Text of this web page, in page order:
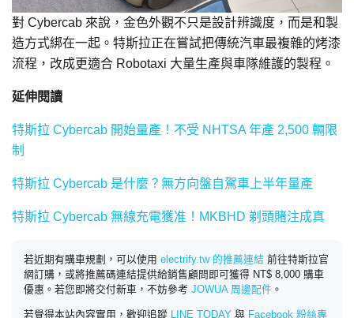
對 Cybercab 來說，金色外觀不只是設計辨識度，而是和製
造方式綁在一起。特斯拉正在嘗試把傳統汽車最複雜的烤漆
流程，改成更適合 Robotaxi 大量生產與車隊維護的製程。
延伸閱讀
特斯拉 Cybercab 開始量產！不受 NHTSA 年產 2,500 輛限
制
特斯拉 Cybercab 是什麼？無方向盤自駕車上半年量產
特斯拉 Cybercab 無線充電獲准！MKBHD 剃頭賭注成真
若近期有購車規劃，可以使用 electrify.tw 的推薦連結 前往特斯拉官
網訂購，或將推薦碼連結提供給銷售顧問即可獲得 NT$ 8,000 購車
優惠。若您即將交付新車，不妨參考 JOWUA 周邊配件 。
若覺得本站內容實用，歡迎追蹤 LINE TODAY 與 Facebook 粉絲專